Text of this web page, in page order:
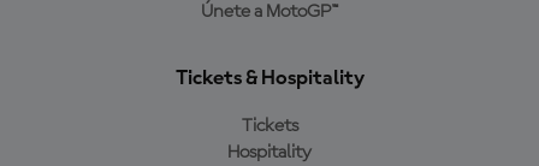
Únete a MotoGP™
Tickets & Hospitality
Tickets
Hospitality